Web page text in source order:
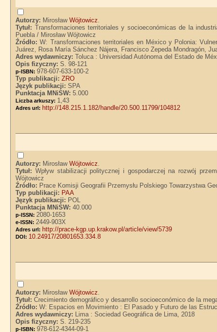
Autorzy: MirosławWójtowicz.
Tytuł: Transformaciones territoriales y socioeconómicas de la
Puebla / Mirosław Wójtowicz
Źródło:W: Transformaciones territoriales en México y Polonia:
Juárez, Rosa María Sánchez Nájera, Francisco Zepeda Mondragón,
Adres wydawniczy:Toluca : Universidad Autónoma del Estado de
Opis fizyczny:S. 98-121
p-ISBN:978-607-633-100-2
Typ publikacji:ZRO
Język publikacji:SPA
Punktacja MNiSW:5.000
Liczba arkuszy: 1,43
Adres url: http://148.215.1.182/handle/20.500.11799/104812
Autorzy: MirosławWójtowicz.
Tytuł: Wpływ stabilizacji politycznej i gospodarczej na rozwój
Wójtowicz
Źródło: Prace Komisji Geografii Przemysłu Polskiego Towarzystwa
Typ publikacji: PAA
Język publikacji: POL
Punktacja MNiSW:40.000
p-ISSN: 2080-1653
e-ISSN: 2449-903X
Adres url: http://prace-kgp.up.krakow.pl/article/view/5739
DOI: 10.24917/20801653.334.8
Autorzy: MirosławWójtowicz.
Tytuł:Crecimiento demográfico y desarrollo socioeconómico de la
Źródło:W: Espacios en Movimiento : El Pasado y Futuro de las
Adres wydawniczy: Lima : Sociedad Geográfica de Lima, 2018
Opis fizyczny:S. 219-235
p-ISBN:978-612-4344-09-1